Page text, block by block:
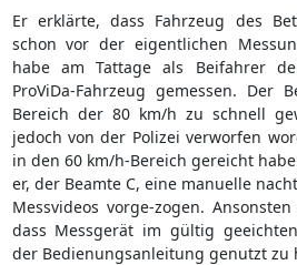
Er erklärte, dass Fahrzeug des
schon vor der eigentlichen
habe am Tattage als Beifahrer
ProViDa-Fahrzeug gemessen. Der
Bereich der 80 km/h zu schnell
jedoch von der Polizei verworfen
in den 60 km/h-Bereich gereicht
er, der Beamte C, eine manuelle
Messvideos vorge-zogen.
dass Messgerät im gültig
der Bedienungsanleitung genutzt zu